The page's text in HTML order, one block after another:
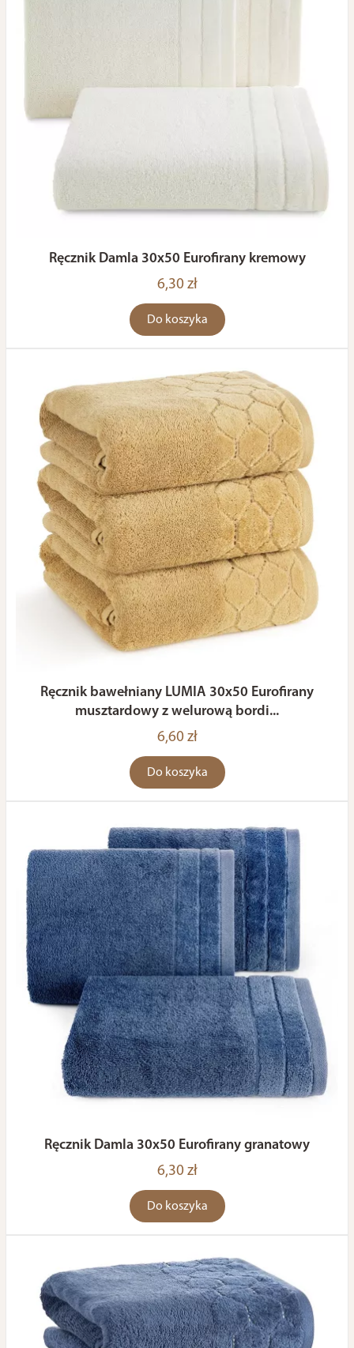
Ręcznik Damla 30x50 Eurofirany kremowy
6,30 zł
Do koszyka
Ręcznik bawełniany LUMIA 30x50 Eurofirany
musztardowy z welurową bordi...
6,60 zł
Do koszyka
Ręcznik Damla 30x50 Eurofirany granatowy
6,30 zł
Do koszyka